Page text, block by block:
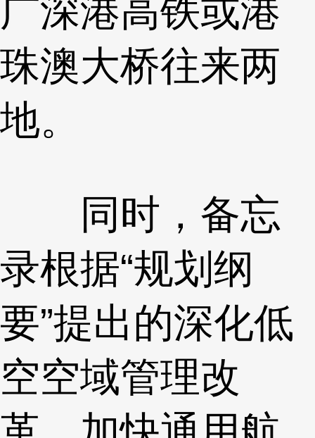
广深港高铁或港
珠澳大桥往来两
地。
同时，备忘
录根据“规划纲
要”提出的深化低
空空域管理改